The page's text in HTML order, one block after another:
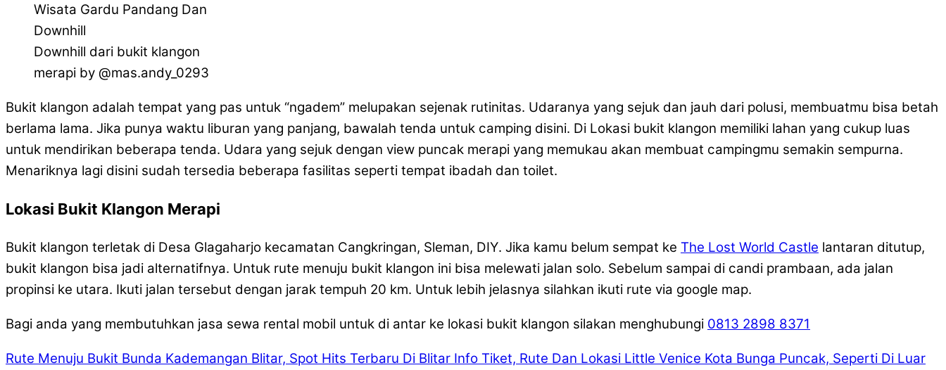
Downhill dari bukit klangon
merapi by @mas.andy_0293
Bukit klangon adalah tempat yang pas untuk “ngadem” melupakan sejenak rutinitas. Udaranya yang sejuk dan jauh dari polusi, membuatmu bisa betah
berlama lama. Jika punya waktu liburan yang panjang, bawalah tenda untuk camping disini. Di Lokasi bukit klangon memiliki lahan yang cukup luas
untuk mendirikan beberapa tenda. Udara yang sejuk dengan view puncak merapi yang memukau akan membuat campingmu semakin sempurna.
Menariknya lagi disini sudah tersedia beberapa fasilitas seperti tempat ibadah dan toilet.
Lokasi Bukit Klangon Merapi
Bukit klangon terletak di Desa Glagaharjo kecamatan Cangkringan, Sleman, DIY. Jika kamu belum sempat ke The Lost World Castle lantaran ditutup,
bukit klangon bisa jadi alternatifnya. Untuk rute menuju bukit klangon ini bisa melewati jalan solo. Sebelum sampai di candi prambaan, ada jalan
propinsi ke utara. Ikuti jalan tersebut dengan jarak tempuh 20 km. Untuk lebih jelasnya silahkan ikuti rute via google map.
Bagi anda yang membutuhkan jasa sewa rental mobil untuk di antar ke lokasi bukit klangon silakan menghubungi 0813 2898 8371
Rute Menuju Bukit Bunda Kademangan Blitar, Spot Hits Terbaru Di Blitar Info Tiket, Rute Dan Lokasi Little Venice Kota Bunga Puncak, Seperti Di Luar